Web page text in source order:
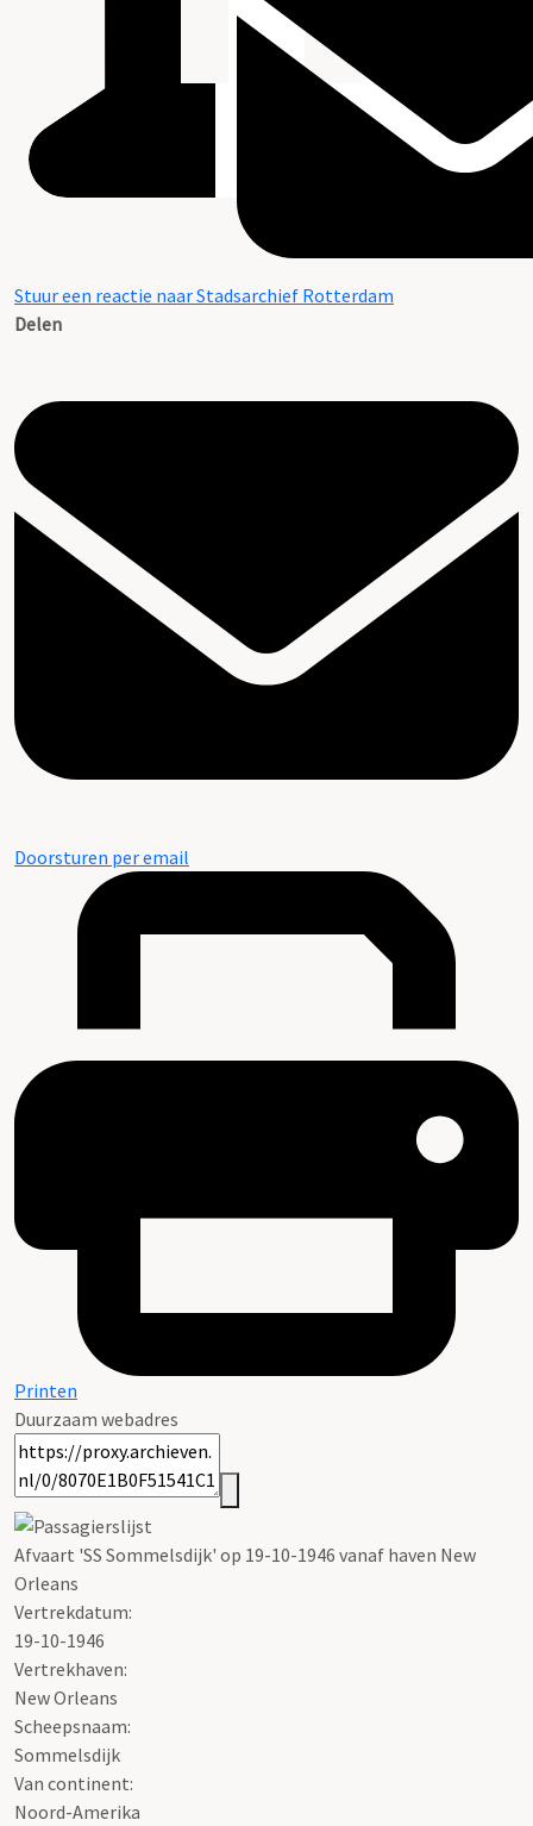
Stuur een reactie naar Stadsarchief Rotterdam
Delen
Doorsturen per email
Printen
Duurzaam webadres
Afvaart 'SS Sommelsdijk' op 19-10-1946 vanaf haven New
Orleans
Vertrekdatum:
19-10-1946
Vertrekhaven:
New Orleans
Scheepsnaam:
Sommelsdijk
Van continent:
Noord-Amerika